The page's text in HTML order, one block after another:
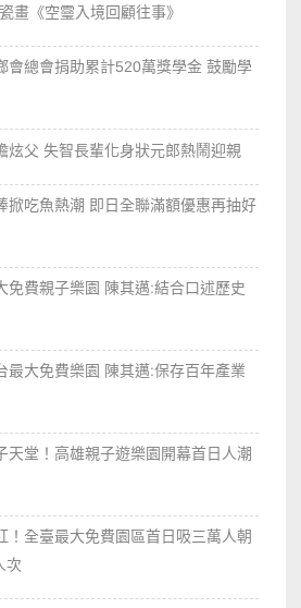
畫《空𩆜入境回顧往事》
會總會捐助累計520萬獎學金 鼓勵學
炫父 失智長輩化身狀元郎熱鬧迎親
掀吃魚熱潮 即日全聯滿額優惠再抽好
免費親子樂園 陳其邁:結合口述歷史
最大免費樂園 陳其邁:保存百年產業
天堂！高雄親子遊樂園開幕首日人潮
！全臺最大免費園區首日吸三萬人朝
次